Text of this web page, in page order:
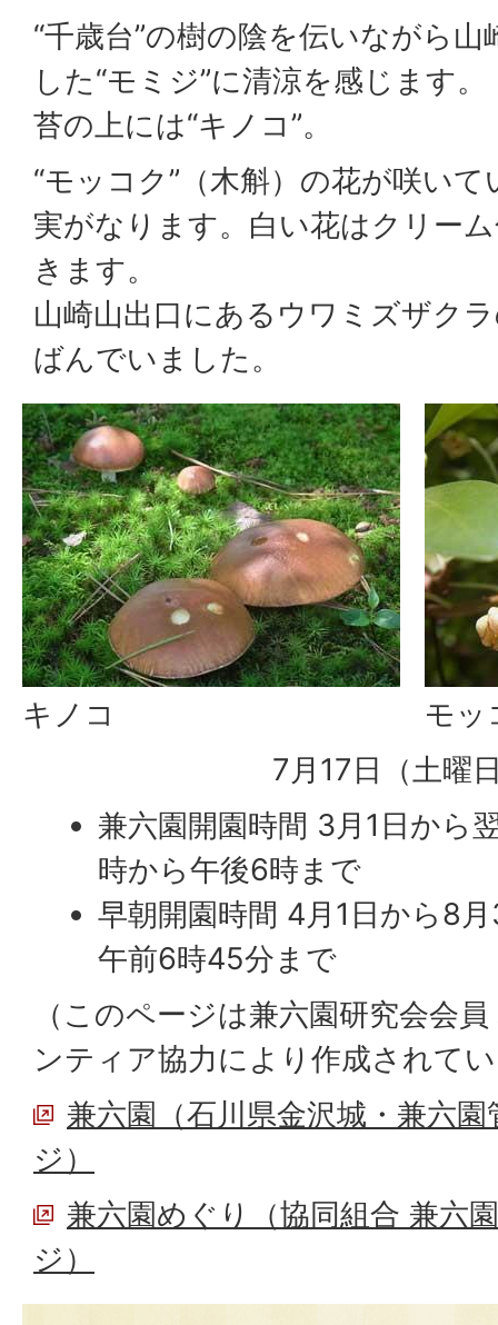
“千歳台”の樹の陰を伝いながら
した“モミジ”に清涼を感じます。
苔の上には“キノコ”。
“モッコク”（木斛）の花が咲い
実がなります。白い花はクリー
きます。
山崎山出口にあるウワミズザク
ばんでいました。
キノコ
モッ
7月17日（土曜
兼六園開園時間 3月1日から
時から午後6時まで
早朝開園時間 4月1日から8
午前6時45分まで
（このページは兼六園研究会会
ンティア協力により作成されて
兼六園（石川県金沢城・兼六
ジ）
兼六園めぐり（協同組合 兼六
ジ）